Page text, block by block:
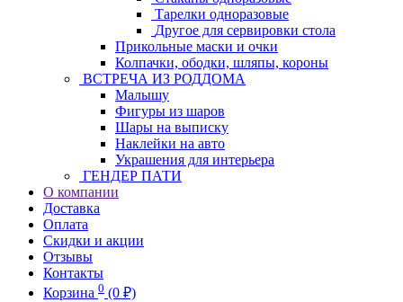
Тарелки одноразовые
Другое для сервировки стола
Прикольные маски и очки
Колпачки, ободки, шляпы, короны
ВСТРЕЧА ИЗ РОДДОМА
Малышу
Фигуры из шаров
Шары на выписку
Наклейки на авто
Украшения для интерьера
ГЕНДЕР ПАТИ
О компании
Доставка
Оплата
Скидки и акции
Отзывы
Контакты
Корзина 0 (0 ₽)